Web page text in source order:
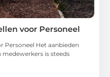
voor Personeel
Personeel Het aanbieden
is steeds